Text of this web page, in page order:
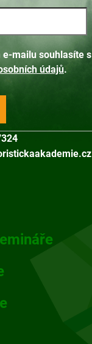
e-mailu souhlasíte s
údajů.